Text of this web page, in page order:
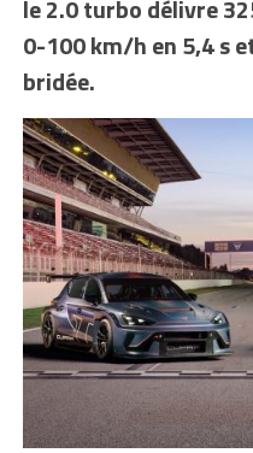
le 2.0 turbo délivre
0-100 km/h en 5,4 s
bridée.